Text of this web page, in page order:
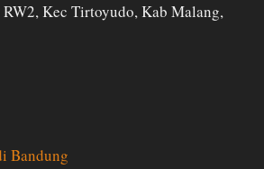
Kec Tirtoyudo, Kab Malang,
Bandung